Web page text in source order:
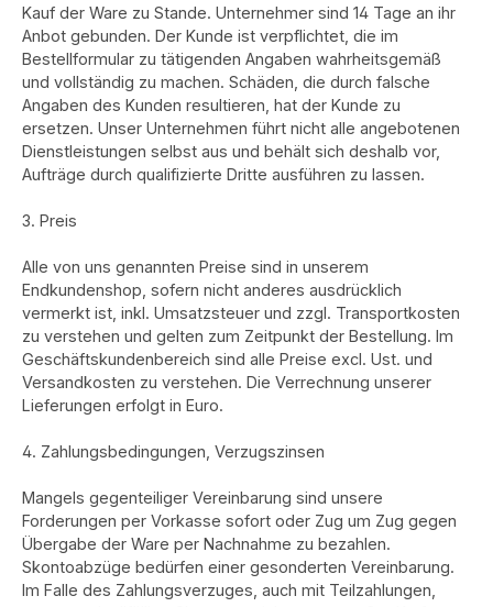
Kauf der Ware zu Stande. Unternehmer sind 14 Tage an ihr
Anbot gebunden. Der Kunde ist verpflichtet, die im
Bestellformular zu tätigenden Angaben wahrheitsgemäß
und vollständig zu machen. Schäden, die durch falsche
Angaben des Kunden resultieren, hat der Kunde zu
ersetzen. Unser Unternehmen führt nicht alle angebotenen
Dienstleistungen selbst aus und behält sich deshalb vor,
Aufträge durch qualifizierte Dritte ausführen zu lassen.
3. Preis
Alle von uns genannten Preise sind in unserem
Endkundenshop, sofern nicht anderes ausdrücklich
vermerkt ist, inkl. Umsatzsteuer und zzgl. Transportkosten
zu verstehen und gelten zum Zeitpunkt der Bestellung. Im
Geschäftskundenbereich sind alle Preise excl. Ust. und
Versandkosten zu verstehen. Die Verrechnung unserer
Lieferungen erfolgt in Euro.
4. Zahlungsbedingungen, Verzugszinsen
Mangels gegenteiliger Vereinbarung sind unsere
Forderungen per Vorkasse sofort oder Zug um Zug gegen
Übergabe der Ware per Nachnahme zu bezahlen.
Skontoabzüge bedürfen einer gesonderten Vereinbarung.
Im Falle des Zahlungsverzuges, auch mit Teilzahlungen,